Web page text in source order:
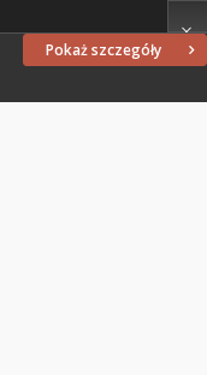
Pokaż szczegóły